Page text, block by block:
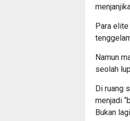
Para
Namun
seolah
Di ruang
menjadi
Bukan